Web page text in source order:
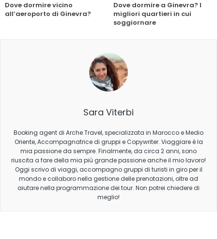
Dove dormire vicino
all’aeroporto di Ginevra?
Dove dormire a Ginevra? I
migliori quartieri in cui
soggiornare
Sara Viterbi
Booking agent di Arche Travel, specializzata in Marocco e Medio
Oriente, Accompagnatrice di gruppi e Copywriter. Viaggiare è la
mia passione da sempre. Finalmente, da circa 2 anni, sono
riuscita a fare della mia più grande passione anche il mio lavoro!
Oggi scrivo di viaggi, accompagno gruppi di turisti in giro per il
mondo e collaboro nella gestione delle prenotazioni, oltre ad
aiutare nella programmazione dei tour. Non potrei chiedere di
meglio!